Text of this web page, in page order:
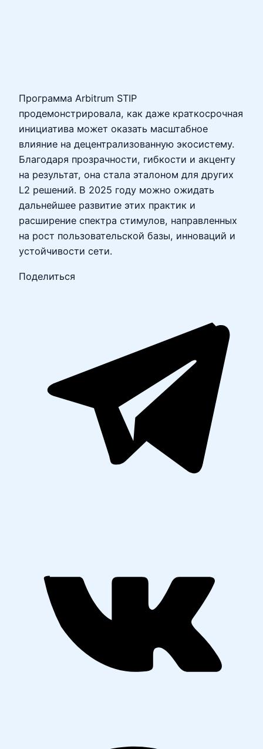
Программа Arbitrum STIP
продемонстрировала, как даже краткосрочная
инициатива может оказать масштабное
влияние на децентрализованную экосистему.
Благодаря прозрачности, гибкости и акценту
на результат, она стала эталоном для других
L2 решений. В 2025 году можно ожидать
дальнейшее развитие этих практик и
расширение спектра стимулов, направленных
на рост пользовательской базы, инноваций и
устойчивости сети.
Поделиться